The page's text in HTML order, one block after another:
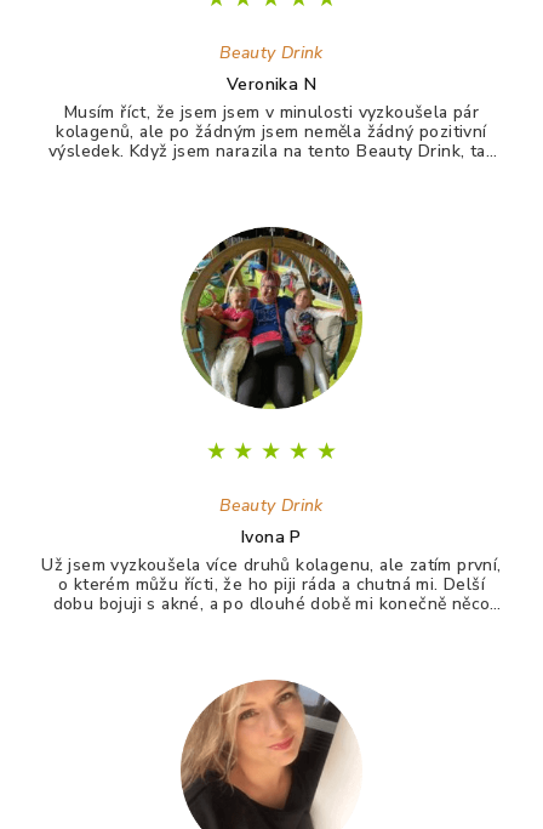
Beauty Drink
Veronika N
Musím říct, že jsem jsem v minulosti vyzkoušela pár
kolagenů, ale po žádným jsem neměla žádný pozitivní
výsledek. Když jsem narazila na tento Beauty Drink, tak
★ ★ ★ ★ ★
Beauty Drink
Ivona P
Už jsem vyzkoušela více druhů kolagenu, ale zatím první,
o kterém můžu řícti, že ho piji ráda a chutná mi. Delší
dobu bojuji s akné, a po dlouhé době mi konečně něco